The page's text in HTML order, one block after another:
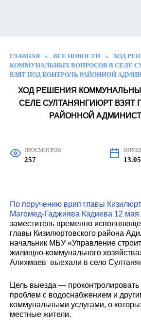
ГЛАВНАЯ » ВСЕ НОВОСТИ »
ХОД
КОММУНАЛЬНЫХ ВОПРОСОВ В СЕЛЕ
ВЗЯТ ПОД КОНТРОЛЬ РАЙОННОЙ
ХОД РЕШЕНИЯ
СЕЛЕ СУЛТАНЯНГИЮРТ ВЗЯТ
РАЙОННОЙ
ПРОСМОТРОВ
257
По поручению врип главы
Магомед-Гаджиява Кадиева 12 мая
заместитель временно
главы Кизилюртовского района
начальник МБУ «Управление
жилищно-коммунального
Алихмаев выехали в село
Цель выезда — проконтролировать
проблем с водоснабжением и
коммунальными услугами, о
местные жители.